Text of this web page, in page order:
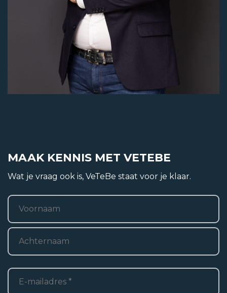
Bestaande bouw
Perceel oppervlakte
319 m2
MAAK KENNIS MET VETEBE
Wat je vraag ook is, VeTeBe staat voor je klaar.
Naam
Voornaam
E-
mailadres*